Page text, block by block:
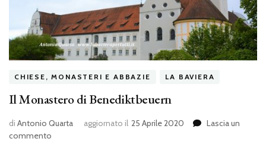
CHIESE, MONASTERI E ABBAZIE LA BAVIERA
Il Monastero di Benediktbeuern
di Antonio Quarta aggiornato il 25 Aprile 2020
Lascia un
commento